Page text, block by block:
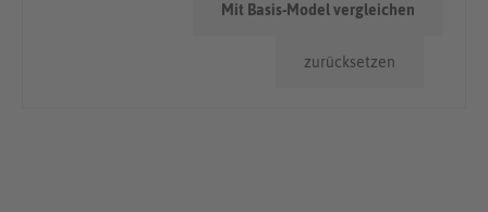
zurücksetzen
Mit Basis-Model vergleichen